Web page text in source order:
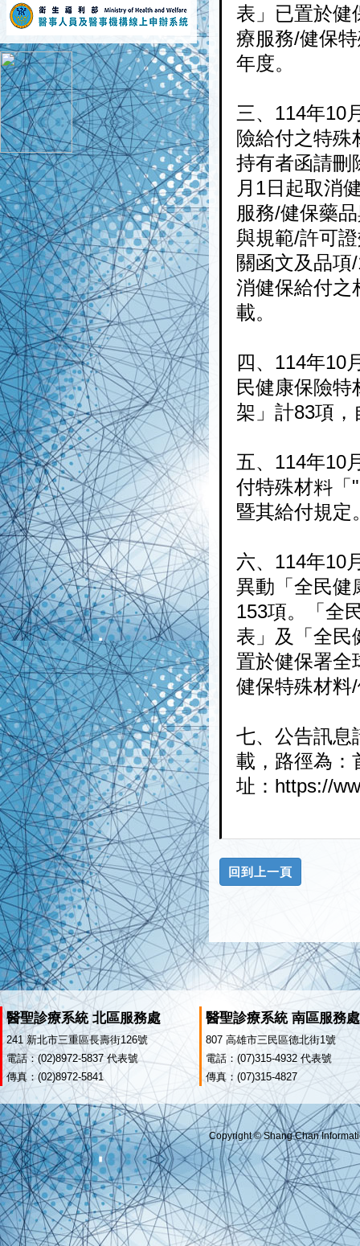
表」已置於健
療服務/健保
年度。
三、114年10
險給付之特殊
持有者函請刪
月1日起取消
服務/健保藥
與規範/許可
關函文及品項
消健保給付之
載。
四、114年10
民健康保險
架」計83項
五、114年10
付特殊材料「
暨其給付規定
六、114年10
異動「全民健
153項。「全
表」及「全民
置於健保署全
健保特殊材料
七、公告訊息
載，路徑為：
址：https://
醫聖診療系統 北區服務處
241 新北市三重區長壽街126號
電話：(02)8972-5837 代表號
傳真：(02)8972-5841
醫聖診療系統 南區服務處
807 高雄市三民區德北街1號
電話：(07)315-4932 代表號
傳真：(07)315-4827
Copyright © Shang Chan